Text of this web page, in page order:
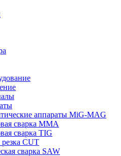
аппараты MiG-MAG
сварка MMA
сварка TIG
CUT
сварка SAW